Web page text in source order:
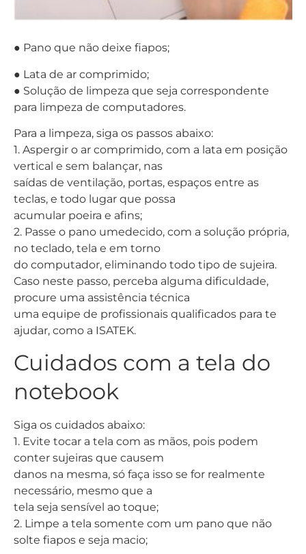
● Pano que não deixe fiapos;
● Lata de ar comprimido;
● Solução de limpeza que seja correspondente
para limpeza de computadores.
Para a limpeza, siga os passos abaixo:
1. Aspergir o ar comprimido, com a lata em posição
vertical e sem balançar, nas
saídas de ventilação, portas, espaços entre as
teclas, e todo lugar que possa
acumular poeira e afins;
2. Passe o pano umedecido, com a solução própria,
no teclado, tela e em torno
do computador, eliminando todo tipo de sujeira.
Caso neste passo, perceba alguma dificuldade,
procure uma assistência técnica
uma equipe de profissionais qualificados para te
ajudar, como a ISATEK.
Cuidados com a tela do
notebook
Siga os cuidados abaixo:
1. Evite tocar a tela com as mãos, pois podem
conter sujeiras que causem
danos na mesma, só faça isso se for realmente
necessário, mesmo que a
tela seja sensível ao toque;
2. Limpe a tela somente com um pano que não
solte fiapos e seja macio;